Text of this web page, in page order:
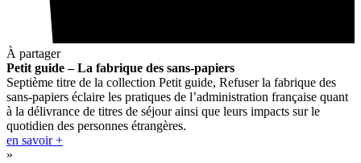
À partager
Petit guide – La fabrique des sans-papiers
Septième titre de la collection Petit guide, Refuser la fabrique des
sans-papiers éclaire les pratiques de l’administration française quant
à la délivrance de titres de séjour ainsi que leurs impacts sur le
quotidien des personnes étrangères.
en savoir +
»